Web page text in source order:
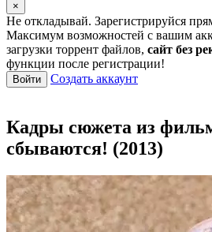
×
Не откладывай. Зарегистрируйся
Максимум возможностей с вашим
загрузки торрент файлов, сайт без
функции после регистрации!
Войти Создать аккаунт
Кадры сюжета из
сбываются! (2013)